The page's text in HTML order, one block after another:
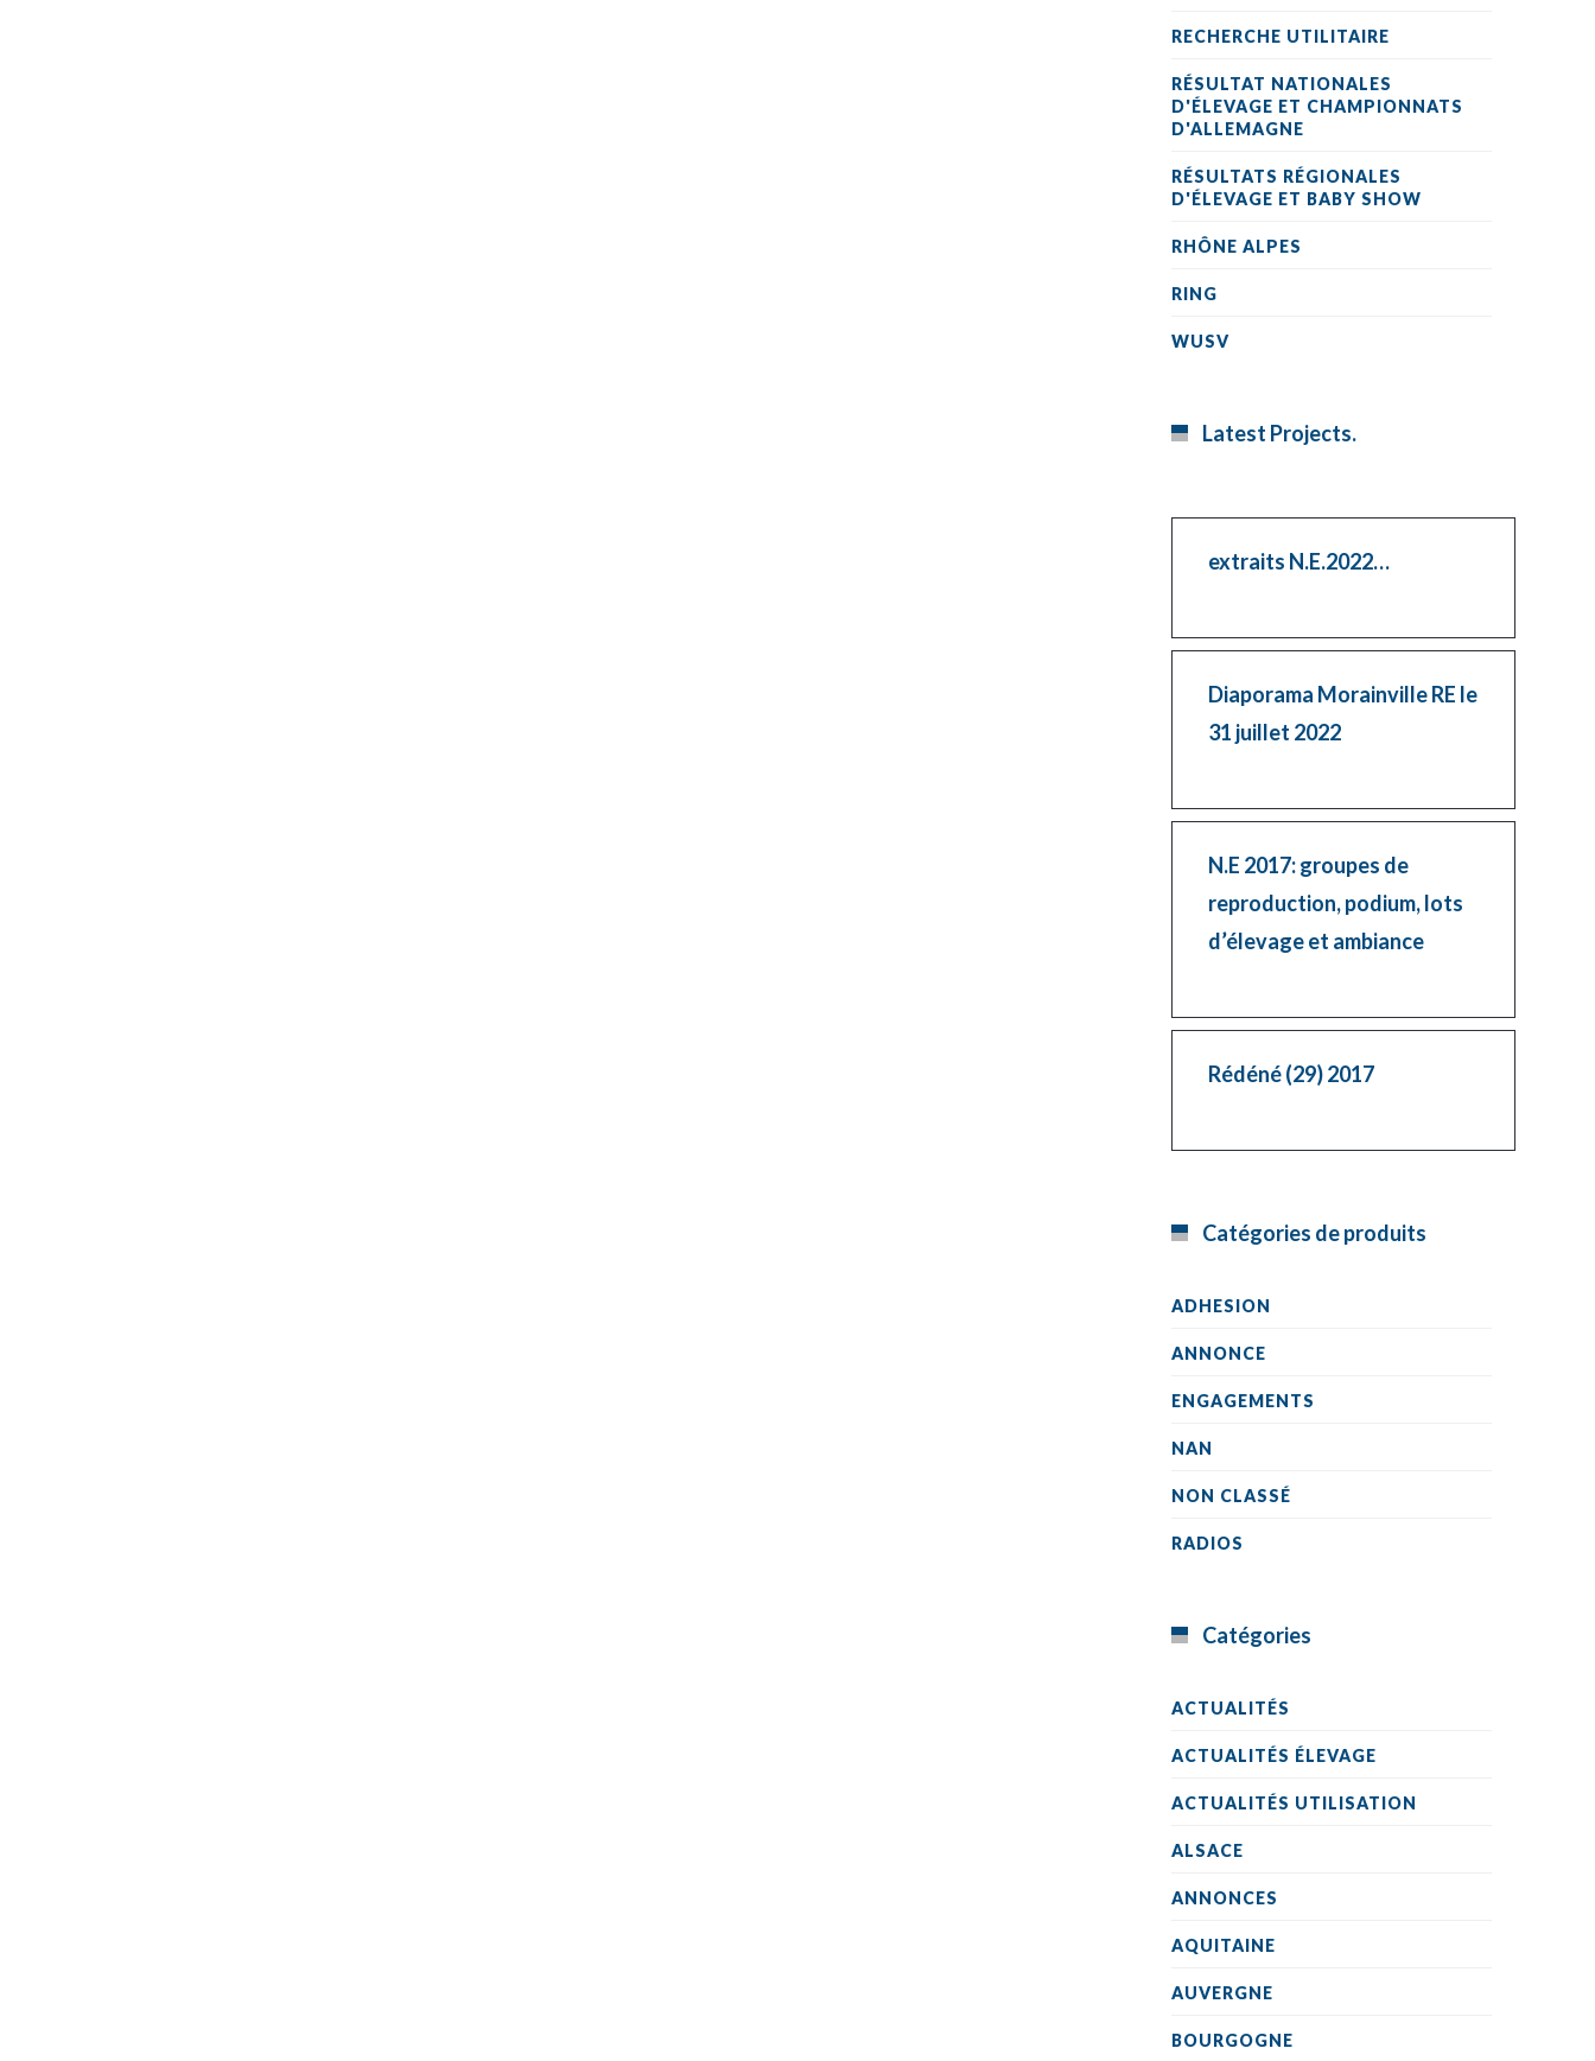
RECHERCHE UTILITAIRE
RÉSULTAT NATIONALES
D'ÉLEVAGE ET CHAMPIONNATS
D'ALLEMAGNE
RÉSULTATS RÉGIONALES
D'ÉLEVAGE ET BABY SHOW
RHÔNE ALPES
RING
WUSV
Latest Projects.
extraits N.E.2022…
Diaporama Morainville RE le
31 juillet 2022
N.E 2017: groupes de
reproduction, podium, lots
d’élevage et ambiance
Rédéné (29) 2017
Catégories de produits
ADHESION
ANNONCE
ENGAGEMENTS
NAN
NON CLASSÉ
RADIOS
Catégories
ACTUALITÉS
ACTUALITÉS ÉLEVAGE
ACTUALITÉS UTILISATION
ALSACE
ANNONCES
AQUITAINE
AUVERGNE
BOURGOGNE